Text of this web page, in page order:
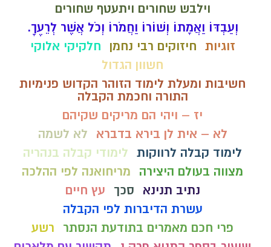
וילבש שחורים ויתעטף שחורים
וְעַבְדּוֹ וַאֲמָתוֹ וְשׁוֹרוֹ וַחֲמֹרוֹ וְכֹל אֲשֶׁר לְרֵעֶךָ.
זוגיות חיזוקים רבי נחמן
חלקיקי אלוקי
חשוון הגדול
חשיבות ומעלת לימוד הזוהר הקדוש פנימיות
התורה וחכמת הקבלה
יז – ויהי הם מריקים שקיהם
לא – אית לן בירא בדברא
לא לשמה
לימוד קבלה לרווקות לימודי קבלה בנהריה
מצווה בעולם היצירה
מריחואנה לפי ההלכה
נתיב תנינא
סכך
עץ חיים
עשרת הדיברות לפי הקבלה
פרי חכם מאמרים בתודעת הנסתר
רשע